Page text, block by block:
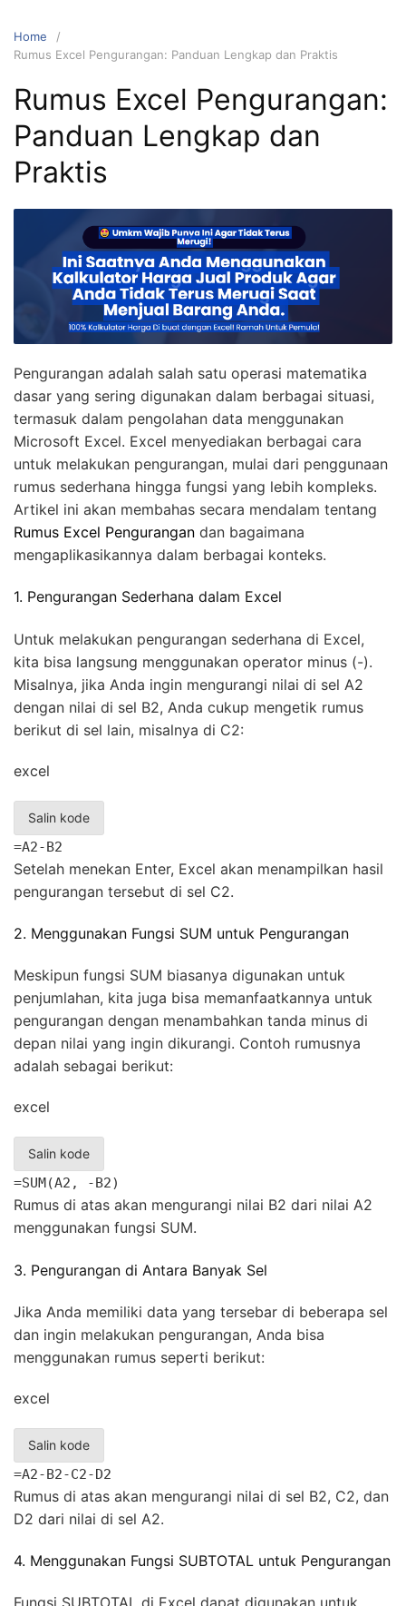
Home
Rumus Excel Pengurangan: Panduan Lengkap dan Praktis
Rumus Excel Pengurangan:
Panduan Lengkap dan
Praktis
Pengurangan adalah salah satu operasi matematika
dasar yang sering digunakan dalam berbagai situasi,
termasuk dalam pengolahan data menggunakan
Microsoft Excel. Excel menyediakan berbagai cara
untuk melakukan pengurangan, mulai dari penggunaan
rumus sederhana hingga fungsi yang lebih kompleks.
Artikel ini akan membahas secara mendalam tentang
Rumus Excel Pengurangan dan bagaimana
mengaplikasikannya dalam berbagai konteks.
1. Pengurangan Sederhana dalam Excel
Untuk melakukan pengurangan sederhana di Excel,
kita bisa langsung menggunakan operator minus (-).
Misalnya, jika Anda ingin mengurangi nilai di sel A2
dengan nilai di sel B2, Anda cukup mengetik rumus
berikut di sel lain, misalnya di C2:
excel
Salin kode
=A2-B2
Setelah menekan Enter, Excel akan menampilkan hasil
pengurangan tersebut di sel C2.
2. Menggunakan Fungsi SUM untuk Pengurangan
Meskipun fungsi SUM biasanya digunakan untuk
penjumlahan, kita juga bisa memanfaatkannya untuk
pengurangan dengan menambahkan tanda minus di
depan nilai yang ingin dikurangi. Contoh rumusnya
adalah sebagai berikut:
excel
Salin kode
=SUM(A2, -B2)
Rumus di atas akan mengurangi nilai B2 dari nilai A2
menggunakan fungsi SUM.
3. Pengurangan di Antara Banyak Sel
Jika Anda memiliki data yang tersebar di beberapa sel
dan ingin melakukan pengurangan, Anda bisa
menggunakan rumus seperti berikut:
excel
Salin kode
=A2-B2-C2-D2
Rumus di atas akan mengurangi nilai di sel B2, C2, dan
D2 dari nilai di sel A2.
4. Menggunakan Fungsi SUBTOTAL untuk Pengurangan